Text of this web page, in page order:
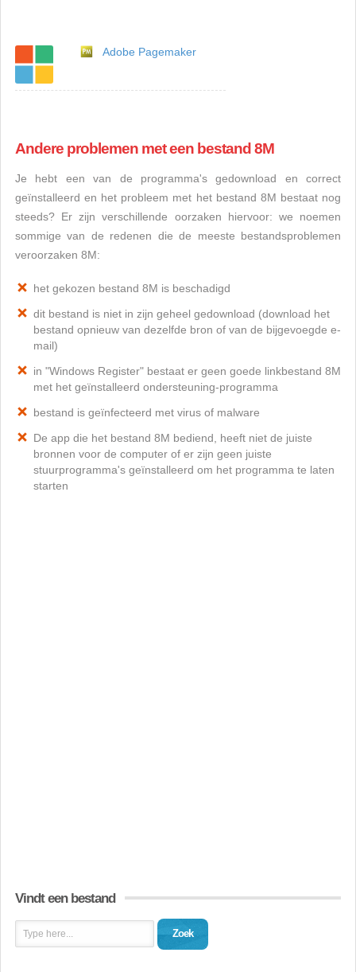
Adobe Pagemaker
Andere problemen met een bestand 8M
Je hebt een van de programma's gedownload en correct
geïnstalleerd en het probleem met het bestand 8M bestaat nog
steeds? Er zijn verschillende oorzaken hiervoor: we noemen
sommige van de redenen die de meeste bestandsproblemen
veroorzaken 8M:
het gekozen bestand 8M is beschadigd
dit bestand is niet in zijn geheel gedownload (download het
bestand opnieuw van dezelfde bron of van de bijgevoegde e-
mail)
in "Windows Register" bestaat er geen goede linkbestand 8M
met het geïnstalleerd ondersteuning-programma
bestand is geïnfecteerd met virus of malware
De app die het bestand 8M bediend, heeft niet de juiste
bronnen voor de computer of er zijn geen juiste
stuurprogramma's geïnstalleerd om het programma te laten
starten
Vindt een bestand
Zoek